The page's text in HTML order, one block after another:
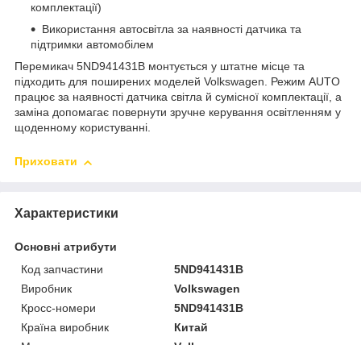
комплектації)
Використання автосвітла за наявності датчика та
підтримки автомобілем
Перемикач 5ND941431B монтується у штатне місце та
підходить для поширених моделей Volkswagen. Режим AUTO
працює за наявності датчика світла й сумісної комплектації, а
заміна допомагає повернути зручне керування освітленням у
щоденному користуванні.
Приховати
Характеристики
Основні атрибути
Код запчастини
5ND941431B
Виробник
Volkswagen
Кросс-номери
5ND941431B
Країна виробник
Китай